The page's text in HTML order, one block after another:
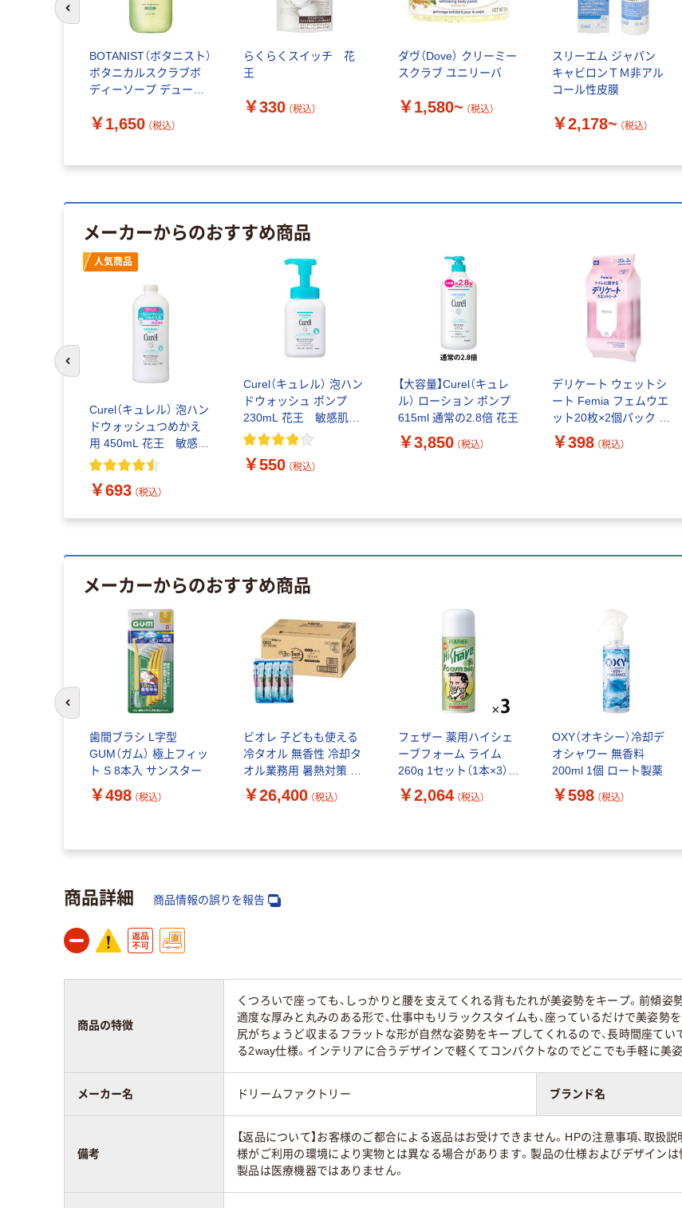
BOTANIST（ボタニスト）
ボタニカルスクラブボ
ディーソープ デューイ
￥1,650 （税込）
らくらくスイッチ 花
王
￥330 （税込）
ダヴ（Dove） クリーミー
スクラブ ユニリーバ
￥1,580~ （税込）
スリーエム ジャパン
キャビロンＴＭ非アル
コール性皮膜
￥2,178~ （税込）
メーカーからのおすすめ商品
人気商品
Curel（キュレル） 泡ハン
ドウォッシュつめかえ
用 450mL 花王 敏感
肌 ハンドソープ
￥693 （税込）
Curel（キュレル） 泡ハン
ドウォッシュ ポンプ
230mL 花王 敏感肌
ハンドソープ
￥550 （税込）
【大容量】Curel（キュレ
ル） ローション ポンプ
615ml 通常の2.8倍 花王
￥3,850 （税込）
デリケート ウェットシ
ート Femia フェムウエ
ット20枚×2個パック サ
ボン デリケートゾーン
用 レック
￥398 （税込）
メーカーからのおすすめ商品
歯間ブラシ L字型
GUM（ガム） 極上フィッ
ト S 8本入 サンスター
￥498 （税込）
ビオレ 子どもも使える
冷タオル 無香性 冷却タ
オル業務用 暑熱対策 酷
暑日対策
￥26,400 （税込）
フェザー 薬用ハイシェ
ーブフォーム ライム
260g 1セット（1本×3）
【数量限定】クレンジン
グリサーチ ボディピー
￥2,064 （税込）
OXY（オキシー）冷却デ
オシャワー 無香料
200ml 1個 ロート製薬
￥598 （税込）
前のスライドへ
商品詳細 商品情報の誤りを報告
商品の特徴
くつろいで座っても、しっかりと腰を支えてくれる背もたれが美姿勢をキープ。前傾姿
適度な厚みと丸みのある形で、仕事中もリラックスタイムも、座っているだけで美姿勢
尻がちょうど収まるフラットな形が自然な姿勢をキープしてくれるので、長時間座てい
る2way仕様。インテリアに合うデザインで軽くてコンパクトなのでどこでも手軽に美
メーカー名 ドリームファクトリー ブランド名
備考
【返品について】お客様のご都合による返品はお受けできません。HPの注意事項、取扱
様がご利用の環境により実物とは異なる場合があります。製品の仕様およびデザインは
製品は医療機器ではありません。